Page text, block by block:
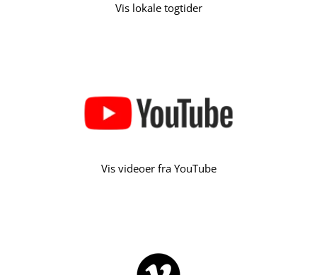
Vis lokale togtider
Vis videoer fra YouTube